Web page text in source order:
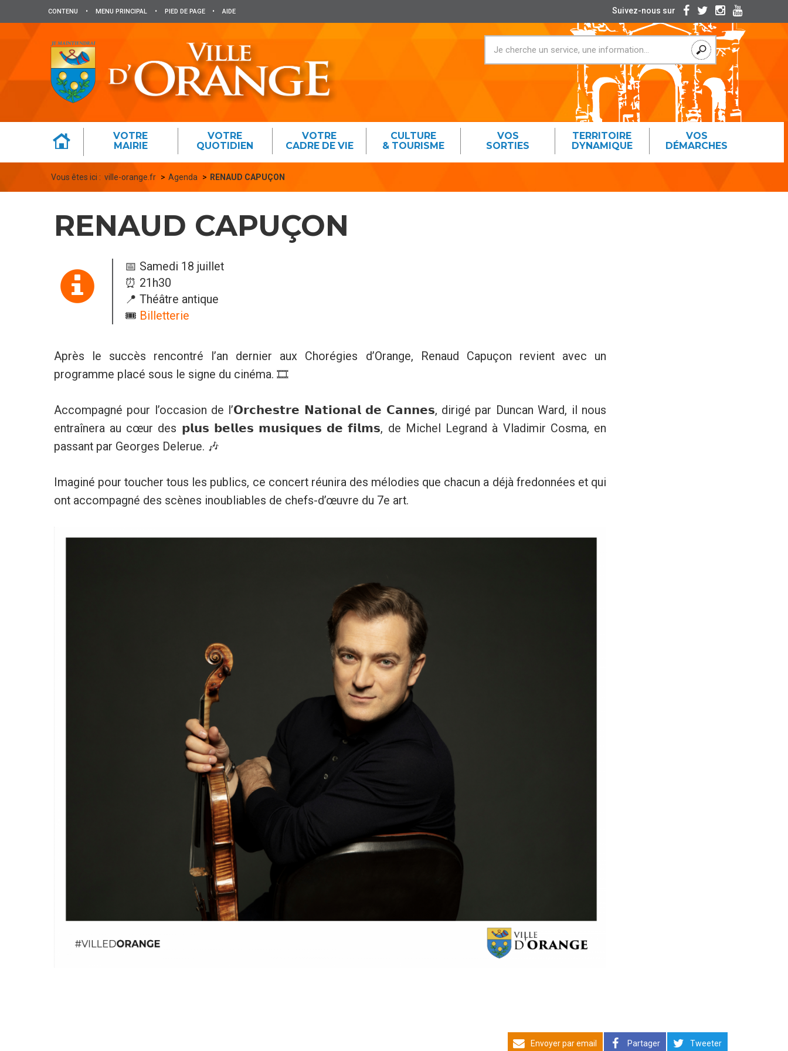
CONTENU • MENU PRINCIPAL • PIED DE PAGE • AIDE
VOTRE
MAIRIE
VOTRE
QUOTIDIEN
VOTRE
CADRE DE VIE
CULTURE
& TOURISME
VOS
SORTIES
TERRITOIRE
DYNAMIQUE
VOS
DÉMARCHES
Suivez-nous sur
Vous êtes ici : ville-orange.fr Agenda RENAUD CAPUÇON
RENAUD CAPUÇON
📅 Samedi 18 juillet
⏰ 21h30
📍 Théâtre antique
🎟️ Billetterie
Après le succès rencontré l’an dernier aux Chorégies d’Orange, Renaud Capuçon revient avec un
programme placé sous le signe du cinéma. 🎞️
Accompagné pour l’occasion de l’𝗢𝗿𝗰𝗵𝗲𝘀𝘁𝗿𝗲 𝗡𝗮𝘁𝗶𝗼𝗻𝗮𝗹 𝗱𝗲 𝗖𝗮𝗻𝗻𝗲𝘀, dirigé par Duncan Ward, il nous
entraînera au cœur des 𝗽𝗹𝘂𝘀 𝗯𝗲𝗹𝗹𝗲𝘀 𝗺𝘂𝘀𝗶𝗾𝘂𝗲𝘀 𝗱𝗲 𝗳𝗶𝗹𝗺𝘀, de Michel Legrand à Vladimir Cosma, en
passant par Georges Delerue. 🎶
Imaginé pour toucher tous les publics, ce concert réunira des mélodies que chacun a déjà fredonnées et qui
ont accompagné des scènes inoubliables de chefs-d’œuvre du 7e art.
Envoyer par email Partager Tweeter